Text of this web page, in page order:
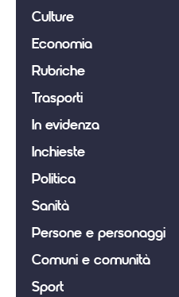
Culture
Economia
Rubriche
Trasporti
In evidenza
Inchieste
Politica
Sanità
Persone e personaggi
Comuni e comunità
Sport